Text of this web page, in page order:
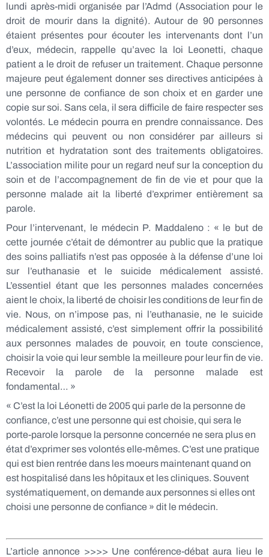
lundi après-midi organisée par l’Admd (Association pour le
droit de mourir dans la dignité). Autour de 90 personnes
étaient présentes pour écouter les intervenants dont l’un
d’eux, médecin, rappelle qu’avec la loi Leonetti, chaque
patient a le droit de refuser un traitement. Chaque personne
majeure peut également donner ses directives anticipées à
une personne de confiance de son choix et en garder une
copie sur soi. Sans cela, il sera difficile de faire respecter ses
volontés. Le médecin pourra en prendre connaissance. Des
médecins qui peuvent ou non considérer par ailleurs si
nutrition et hydratation sont des traitements obligatoires.
L’association milite pour un regard neuf sur la conception du
soin et de l’accompagnement de fin de vie et pour que la
personne malade ait la liberté d’exprimer entièrement sa
parole.
Pour l’intervenant, le médecin P. Maddaleno : « le but de
cette journée c’était de démontrer au public que la pratique
des soins palliatifs n’est pas opposée à la défense d’une loi
sur l’euthanasie et le suicide médicalement assisté.
L’essentiel étant que les personnes malades concernées
aient le choix, la liberté de choisir les conditions de leur fin de
vie. Nous, on n’impose pas, ni l’euthanasie, ne le suicide
médicalement assisté, c’est simplement offrir la possibilité
aux personnes malades de pouvoir, en toute conscience,
choisir la voie qui leur semble la meilleure pour leur fin de vie.
Recevoir la parole de la personne malade est
fondamental… »
« C’est la loi Léonetti de 2005 qui parle de la personne de
confiance, c’est une personne qui est choisie, qui sera le
porte-parole lorsque la personne concernée ne sera plus en
état d’exprimer ses volontés elle-mêmes. C’est une pratique
qui est bien rentrée dans les moeurs maintenant quand on
est hospitalisé dans les hôpitaux et les cliniques. Souvent
systématiquement, on demande aux personnes si elles ont
choisi une personne de confiance » dit le médecin.
L’article annonce >>>> Une conférence-débat aura lieu le